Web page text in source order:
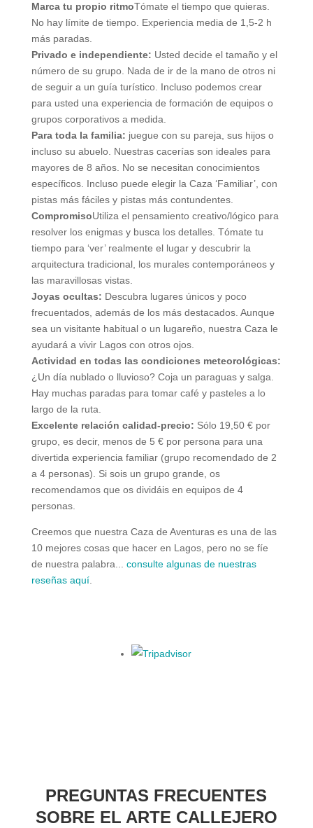
Marca tu propio ritmoTómate el tiempo que quieras.
No hay límite de tiempo. Experiencia media de 1,5-2 h
más paradas.
Privado e independiente: Usted decide el tamaño y el
número de su grupo. Nada de ir de la mano de otros ni
de seguir a un guía turístico. Incluso podemos crear
para usted una experiencia de formación de equipos o
grupos corporativos a medida.
Para toda la familia: juegue con su pareja, sus hijos o
incluso su abuelo. Nuestras cacerías son ideales para
mayores de 8 años. No se necesitan conocimientos
específicos. Incluso puede elegir la Caza ‘Familiar’, con
pistas más fáciles y pistas más contundentes.
CompromisoUtiliza el pensamiento creativo/lógico para
resolver los enigmas y busca los detalles. Tómate tu
tiempo para ‘ver’ realmente el lugar y descubrir la
arquitectura tradicional, los murales contemporáneos y
las maravillosas vistas.
Joyas ocultas: Descubra lugares únicos y poco
frecuentados, además de los más destacados. Aunque
sea un visitante habitual o un lugareño, nuestra Caza le
ayudará a vivir Lagos con otros ojos.
Actividad en todas las condiciones meteorológicas:
¿Un día nublado o lluvioso? Coja un paraguas y salga.
Hay muchas paradas para tomar café y pasteles a lo
largo de la ruta.
Excelente relación calidad-precio: Sólo 19,50 € por
grupo, es decir, menos de 5 € por persona para una
divertida experiencia familiar (grupo recomendado de 2
a 4 personas). Si sois un grupo grande, os
recomendamos que os dividáis en equipos de 4
personas.
Creemos que nuestra Caza de Aventuras es una de las
10 mejores cosas que hacer en Lagos, pero no se fíe
de nuestra palabra... consulte algunas de nuestras
reseñas aquí.
PREGUNTAS FRECUENTES
SOBRE EL ARTE CALLEJERO